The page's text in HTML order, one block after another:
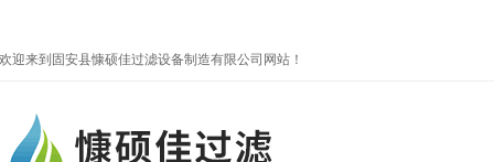
欢迎来到固安县慷硕佳过滤设备制造有限公司网站！